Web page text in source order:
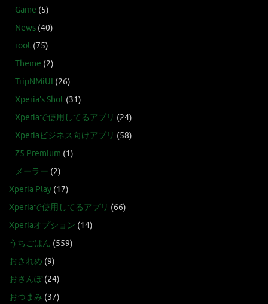
Game (5)
News (40)
root (75)
Theme (2)
TripNMiUI (26)
Xperia's Shot (31)
Xperiaで使用してるアプリ (24)
Xperiaビジネス向けアプリ (58)
Z5 Premium (1)
メーラー (2)
Xperia Play (17)
Xperiaで使用してるアプリ (66)
Xperiaオプション (14)
うちごはん (559)
おされめ (9)
おさんぽ(24)
おつまみ (37)